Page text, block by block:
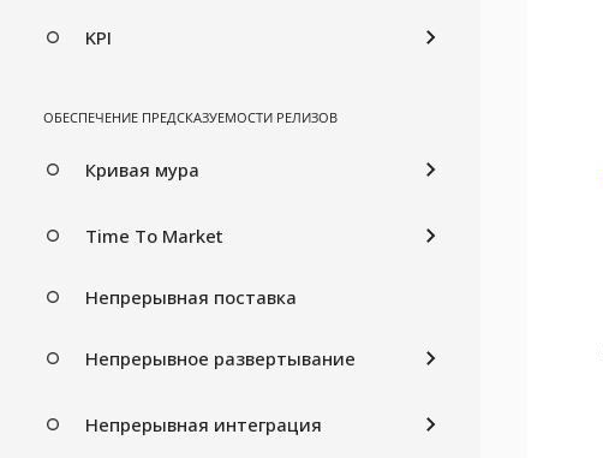
KPI
ОБЕСПЕЧЕНИЕ ПРЕДСКАЗУЕМОСТИ РЕЛИЗОВ
Кривая мура
Time To Market
Непрерывная поставка
Непрерывное развертывание
Непрерывная интеграция